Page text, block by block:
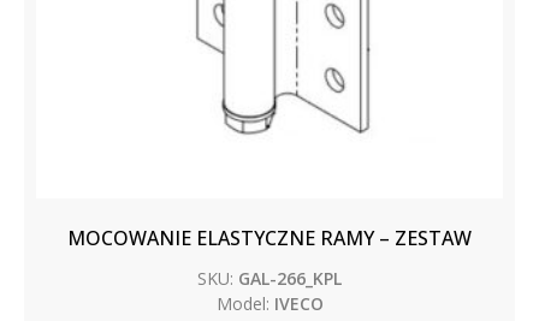
MOCOWANIE ELASTYCZNE RAMY – ZESTAW
SKU: GAL-266_KPL
Model: IVECO